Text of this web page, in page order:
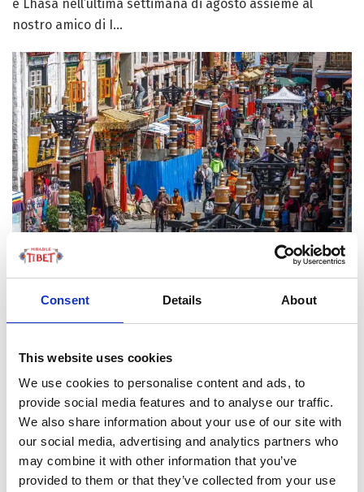
Consent Details About
This website uses cookies
We use cookies to personalise content and ads, to
provide social media features and to analyse our traffic.
We also share information about your use of our site with
our social media, advertising and analytics partners who
may combine it with other information that you’ve
provided to them or that they’ve collected from your use
e Lhasa nell’ultima settimana di agosto assieme al
nostro amico di I...
LEGGI TUTTO
FOCUS TIBET
SULLA VETTA DELLO XIZANG, DOVE IL VENTO
SOFFIA LO SPIRITO DI BUDDHA